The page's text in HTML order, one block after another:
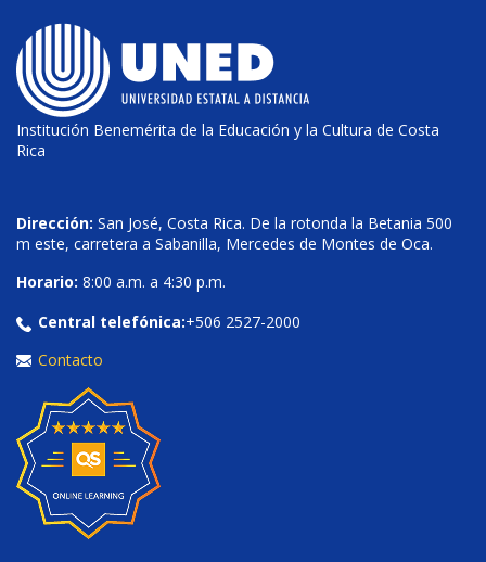
Institución Benemérita de la Educación y la Cultura de Costa
Rica
Dirección: San José, Costa Rica. De la rotonda la Betania 500
m este, carretera a Sabanilla, Mercedes de Montes de Oca.
Horario: 8:00 a.m. a 4:30 p.m.
Central telefónica:+506 2527-2000
Contacto